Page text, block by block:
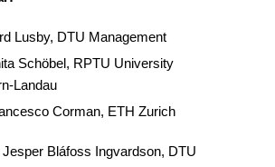
Lusby, DTU Management
Schöbel, RPTU University
Landau
Corman, ETH Zurich
Jesper Bláfoss Ingvardson, DTU